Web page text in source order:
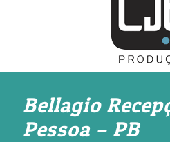
Bellagio
Pessoa – PB